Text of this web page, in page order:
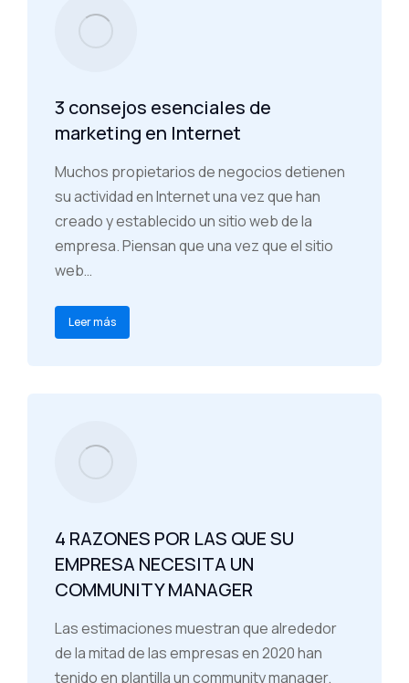
3 consejos esenciales de
marketing en Internet
Muchos propietarios de negocios detienen
su actividad en Internet una vez que han
creado y establecido un sitio web de la
empresa. Piensan que una vez que el sitio
web…
Leer más
4 RAZONES POR LAS QUE SU
EMPRESA NECESITA UN
COMMUNITY MANAGER
Las estimaciones muestran que alrededor
de la mitad de las empresas en 2020 han
tenido en plantilla un community manager.